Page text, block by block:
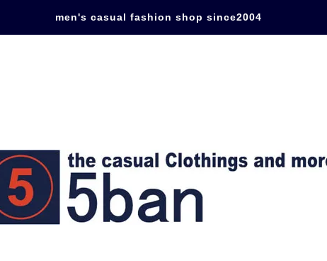
men's casual fashion shop since2004